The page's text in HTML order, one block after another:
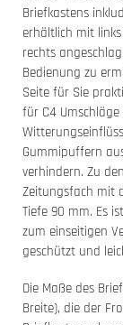
Briefkastens
erhältlich mit
rechts
Bedienung zu
Seite für Sie
für C4
Gummipuffern
verhindern. Zu
Zeitungsfach mit
Tiefe 90 mm. Es
zum einseitigen
geschützt und
Die Maße des
Breite), die der